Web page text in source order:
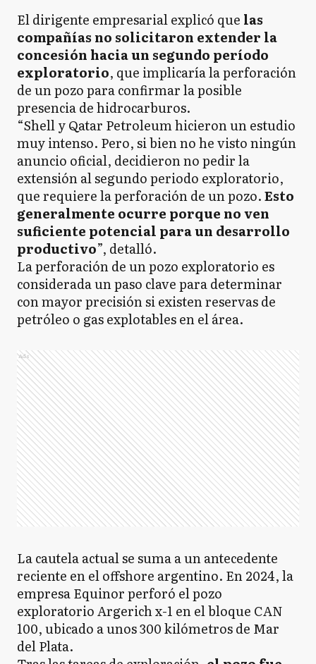
El dirigente empresarial explicó que las
compañías no solicitaron extender la
concesión hacia un segundo período
exploratorio, que implicaría la perforación
de un pozo para confirmar la posible
presencia de hidrocarburos.
“Shell y Qatar Petroleum hicieron un estudio
muy intenso. Pero, si bien no he visto ningún
anuncio oficial, decidieron no pedir la
extensión al segundo periodo exploratorio,
que requiere la perforación de un pozo.Esto
generalmente ocurre porque no ven
suficiente potencial para un desarrollo
productivo”, detalló.
La perforación de un pozo exploratorio es
considerada un paso clave para determinar
con mayor precisión si existen reservas de
petróleo o gas explotables en el área.
Ads
La cautela actual se suma a un antecedente
reciente en el offshore argentino. En 2024, la
empresa Equinor perforó el pozo
exploratorio Argerich x-1 en el bloque CAN
100, ubicado a unos 300 kilómetros de Mar
del Plata.